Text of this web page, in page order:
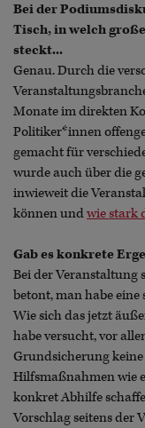
Bei der
Tisch, in welch
steckt...
Genau. Durch die
Monate im direkten
Politiker*innen
gemacht für
wurde auch über die
inwieweit die
können undwie stark
Gab es konkrete
Bei der Veranstaltung
betont, man habe
Wie sich das jetzt
habe versucht, vor
Grundsicherung
Hilfsmaßnahmen wie
konkret Abhilfe
Vorschlag seitens der